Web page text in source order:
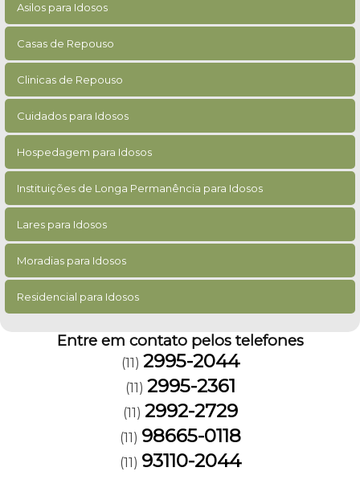
Asilos para Idosos
Casas de Repouso
Clinicas de Repouso
Cuidados para Idosos
Hospedagem para Idosos
Instituições de Longa Permanência para Idosos
Lares para Idosos
Moradias para Idosos
Residencial para Idosos
Entre em contato pelos telefones
(11) 2995-2044
(11) 2995-2361
(11) 2992-2729
(11) 98665-0118
(11) 93110-2044